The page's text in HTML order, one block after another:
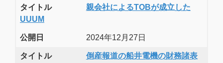
タイトル
親会社によるTOBが成立した
UUUM
公開日 2024年12月27日
タイトル 倒産報道の船井電機の財務諸表